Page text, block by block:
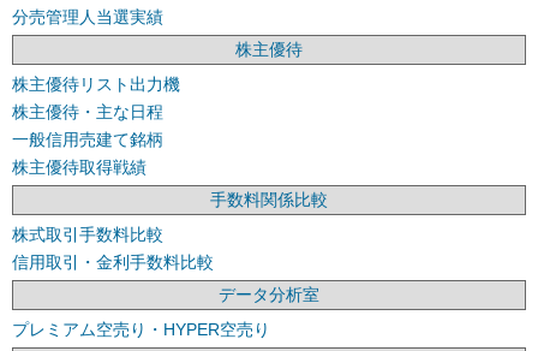
分売管理人当選実績
株主優待
株主優待リスト出力機
株主優待・主な日程
一般信用売建て銘柄
株主優待取得戦績
手数料関係比較
株式取引手数料比較
信用取引・金利手数料比較
データ分析室
プレミアム空売り・HYPER空売り